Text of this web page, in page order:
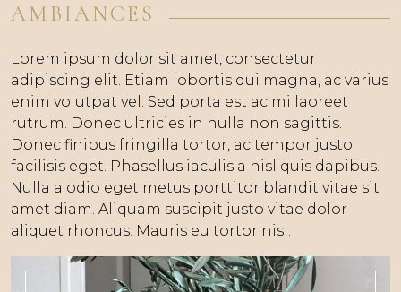
AMBIANCES
Lorem ipsum dolor sit amet, consectetur
adipiscing elit. Etiam lobortis dui magna, ac varius
enim volutpat vel. Sed porta est ac mi laoreet
rutrum. Donec ultricies in nulla non sagittis.
Donec finibus fringilla tortor, ac tempor justo
facilisis eget. Phasellus iaculis a nisl quis dapibus.
Nulla a odio eget metus porttitor blandit vitae sit
amet diam. Aliquam suscipit justo vitae dolor
aliquet rhoncus. Mauris eu tortor nisl.